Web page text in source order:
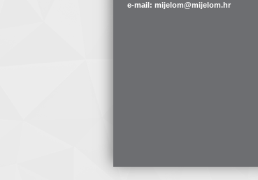
e-mail: mijelom@mijelom.hr